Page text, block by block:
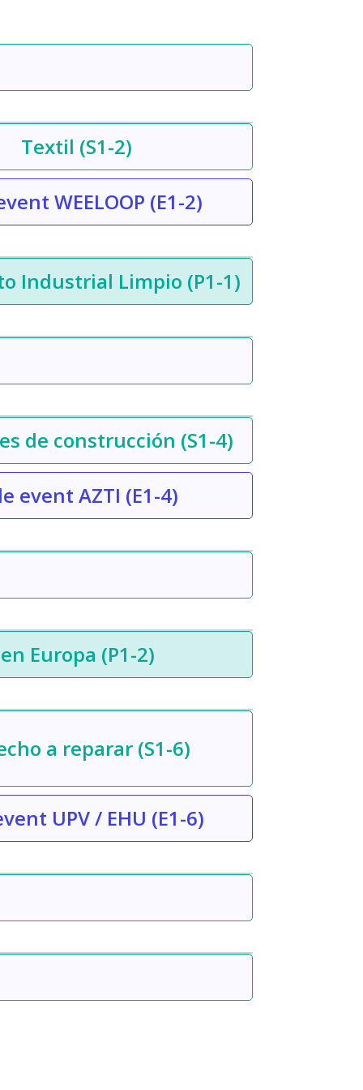
Textil (S1-2)
WEELOOP (E1-2)
Industrial Limpio (P1-1)
de construcción (S1-4)
event AZTI (E1-4)
Europa (P1-2)
a reparar (S1-6)
UPV / EHU (E1-6)